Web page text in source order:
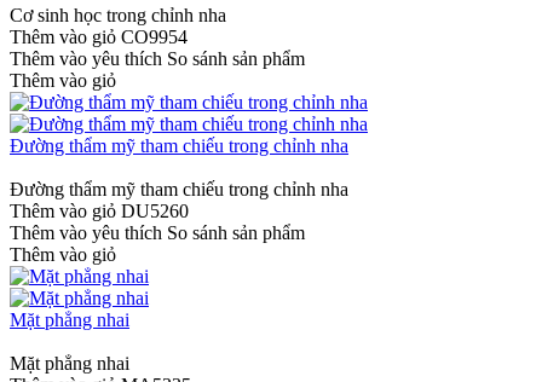
Cơ sinh học trong chỉnh nha
Thêm vào giỏ CO9954
Thêm vào yêu thích So sánh sản phẩm
Thêm vào giỏ
Đường thẩm mỹ tham chiếu trong chỉnh nha
Đường thẩm mỹ tham chiếu trong chỉnh nha
Thêm vào giỏ DU5260
Thêm vào yêu thích So sánh sản phẩm
Thêm vào giỏ
Mặt phẳng nhai
Mặt phẳng nhai